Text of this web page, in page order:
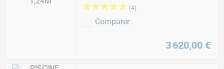
★★★★★ (4)
Comparer
3620,00 €